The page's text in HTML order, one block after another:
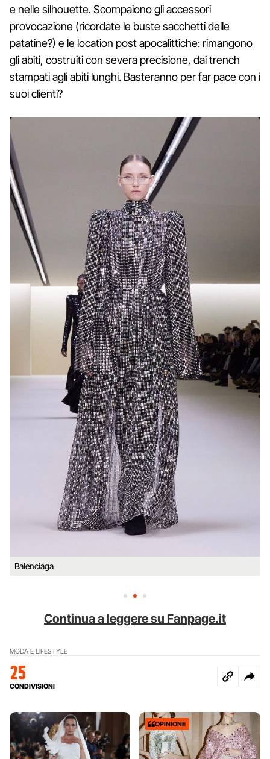
e nelle silhouette. Scompaiono gli accessori
provocazione (ricordate le buste sacchetti delle
patatine?) e le location post apocalittiche: rimangono
gli abiti, costruiti con severa precisione, dai trench
stampati agli abiti lunghi. Basteranno per far pace con i
suoi clienti?
Balenciaga
Continua a leggere su Fanpage.it
MODA E LIFESTYLE
25
CONDIVISIONI
OPINIONE